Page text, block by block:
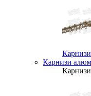
Карнизи
Карнизи
Карнизи